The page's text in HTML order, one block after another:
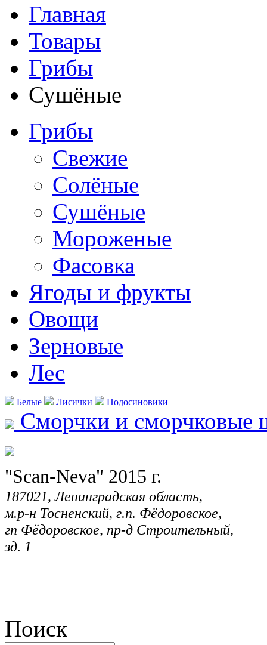
Главная
Товары
Грибы
Сушёные
Грибы
Свежие
Солёные
Сушёные
Мороженые
Фасовка
Ягоды и фрукты
Овощи
Зерновые
Лес
Белые Лисички Подосиновики
Сморчки и сморчковые
"Scan-Neva" 2015 г.
187021, Ленинградская область,
м.р-н Тосненский, г.п. Фёдоровское,
гп Фёдоровское, пр-д Строительный,
зд. 1
Поиск